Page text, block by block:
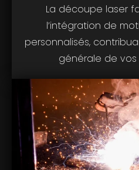
La découpe laser
l’intégration de
personnalisés,
générale de